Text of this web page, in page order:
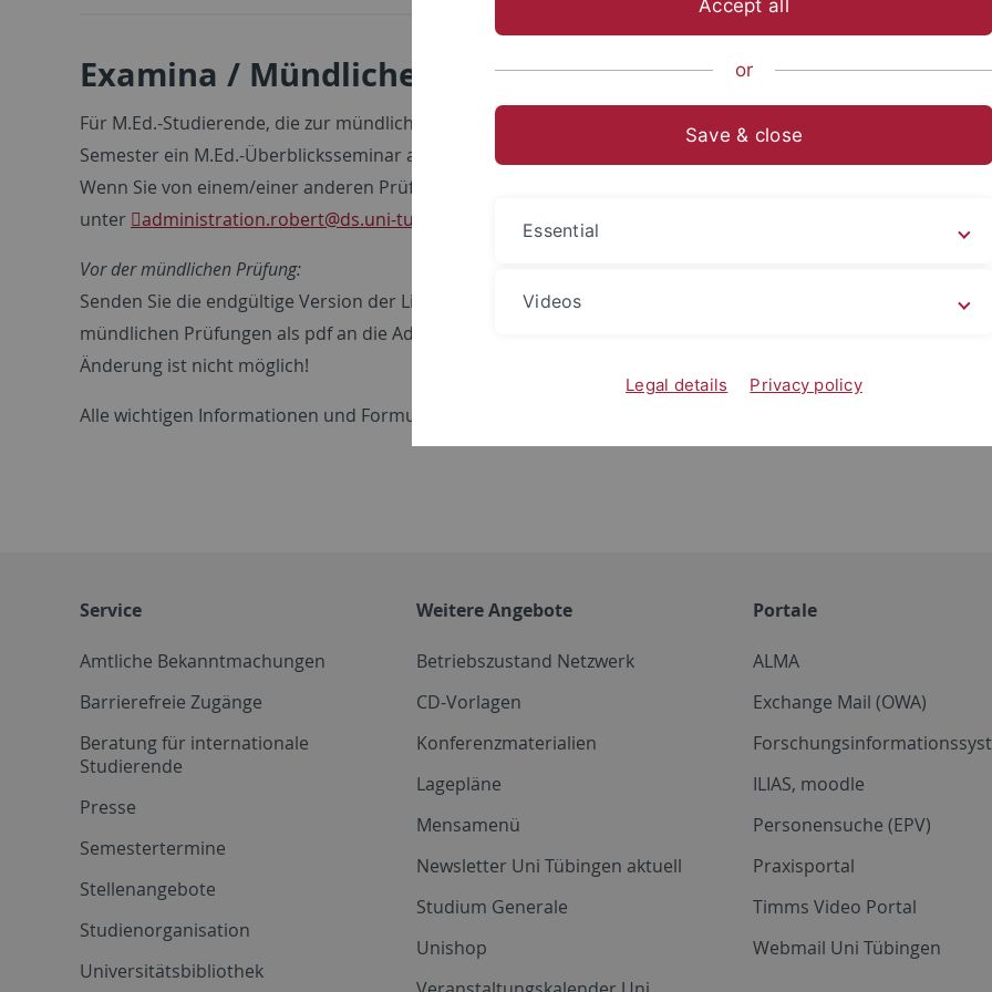
Examina / Mündliche M.Ed.-Prüfung
Für M.Ed.-Studierende, die zur mündlichen Modulprüfung bei Prof. Dr. Robert angenommen wurden, wird
Semester ein M.Ed.-Überblicksseminar angeboten. Melden Sie sich dafür bitte über
Wenn Sie von einem/einer anderen Prüfer/in kommen, der/die kein eigenes Kolloquium anbietet, melden Sie
unter
administration.robert@ds.uni-tuebingen.de
Vor der mündlichen Prüfung:
Senden Sie die endgültige Version der Literaturliste sowie die Lektüreliste spätestens zwei Wochen vor Beginn
mündlichen Prüfungen als pdf an die Adresse
Änderung ist nicht möglich!
Alle wichtigen Informationen und Formulare finden Sie im
Service
Amtliche Bekanntmachungen
Barrierefreie Zugänge
Beratung für internationale
Studierende
Presse
Semestertermine
Stellenangebote
Studienorganisation
Universitätsbibliothek
Weitere Angebote
Betriebszustand Netzwerk
CD-Vorlagen
Konferenzmaterialien
Lagepläne
Mensamenü
Newsletter Uni Tübingen aktuell
Studium Generale
Unishop
Portale
ALMA
Exchange Mail (OWA)
ILIAS, moodle
Personensuche (EPV)
Praxisportal
Timms Video Portal
Webmail Uni Tübingen
Accept all
or
Save & close
Essential
Videos
Legal details Privacy policy